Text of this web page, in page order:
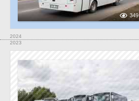
349
2024
2023